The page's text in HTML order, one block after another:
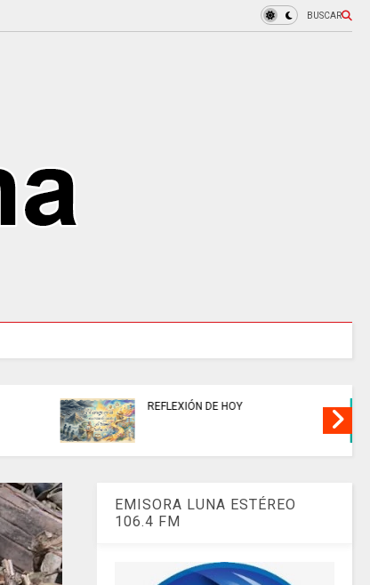
BUSCAR
ESTA ES LA BIBLIOTECA
EMISORA LUNA ESTÉREO
106.4 FM